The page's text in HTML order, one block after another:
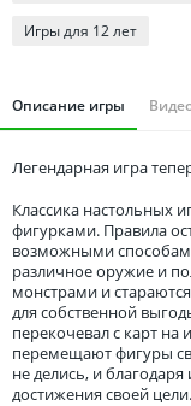
Игры для 12 лет
Описание игры
Легендарная игра
Классика настольных
фигурками. Правила
возможными
различное оружие и
монстрами и
для собственной
перекочевал с карт
перемещают фигуры
не делись, и
достижения своей цели.